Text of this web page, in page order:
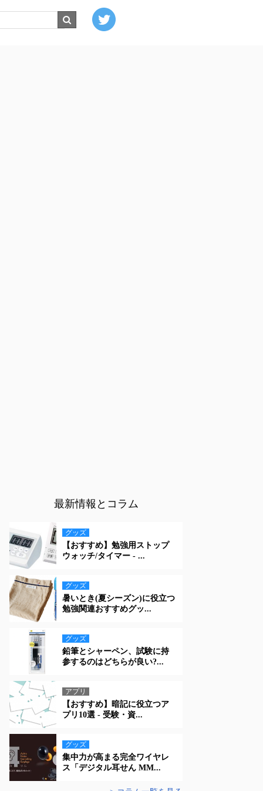
最新情報とコラム
グッズ
【おすすめ】勉強用ストップ
ウォッチ/タイマー - ...
グッズ
暑いとき(夏シーズン)に役立つ
勉強関連おすすめグッ...
グッズ
鉛筆とシャーペン、試験に持
参するのはどちらが良い?...
アプリ
【おすすめ】暗記に役立つア
プリ10選 - 受験・資...
グッズ
集中力が高まる完全ワイヤレ
ス「デジタル耳せん MM...